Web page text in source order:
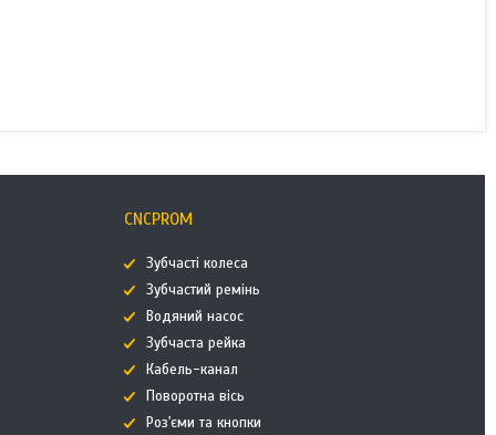
CNCPROM
Зубчасті колеса
Зубчастий ремінь
Водяний насос
Зубчаста рейка
Кабель-канал
Поворотна вісь
Роз'єми та кнопки